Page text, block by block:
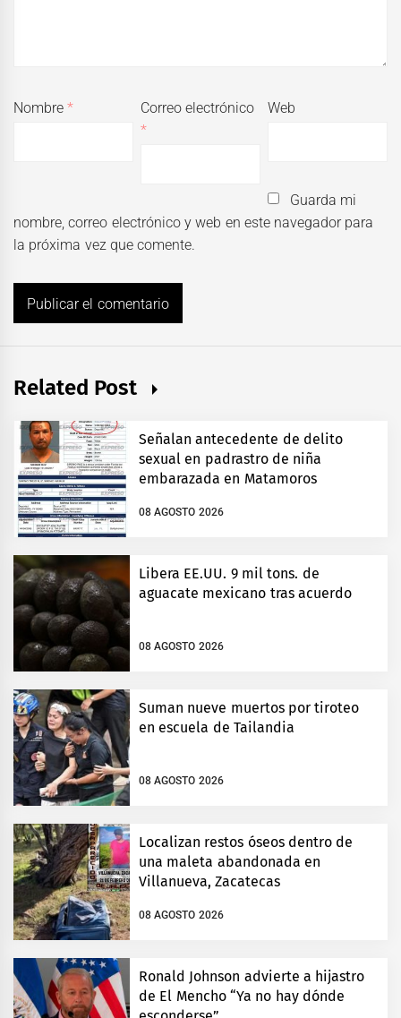
Nombre*
Correo electrónico
*
Web
Guarda mi
nombre, correo electrónico y web en este navegador para
la próxima vez que comente.
Related Post
Señalan antecedente de delito
sexual en padrastro de niña
embarazada en Matamoros
08 AGOSTO 2026
Libera EE.UU. 9 mil tons. de
aguacate mexicano tras acuerdo
08 AGOSTO 2026
Suman nueve muertos por tiroteo
en escuela de Tailandia
08 AGOSTO 2026
Localizan restos óseos dentro de
una maleta abandonada en
Villanueva, Zacatecas
08 AGOSTO 2026
Ronald Johnson advierte a hijastro
de El Mencho “Ya no hay dónde